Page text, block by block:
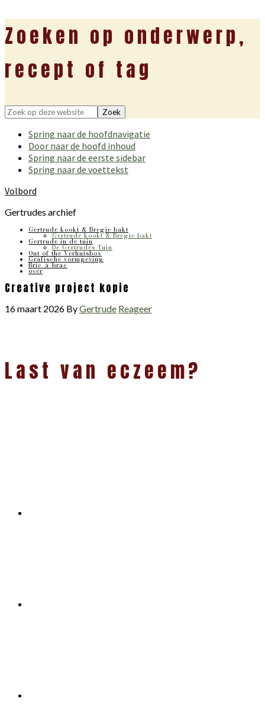
Zoeken op onderwerp,
recept of tag
Zoek
deze
website
Spring naar de hoofdnavigatie
Door naar de hoofd inhoud
Spring naar de eerste sidebar
Spring naar de voettekst
Volbord
Gertrudes archief
Gertrude kookt & Bregje bakt
Gertrude kookt & Bregje bakt
Gertrude in de tuin
De Gertrudes Tuin
Out of the Verhuisbox
Grafische vormgeving
Bric-à-brac
over
Creative project kopie
16 maart 2026 ByGertrude Reageer
Last van eczeem?